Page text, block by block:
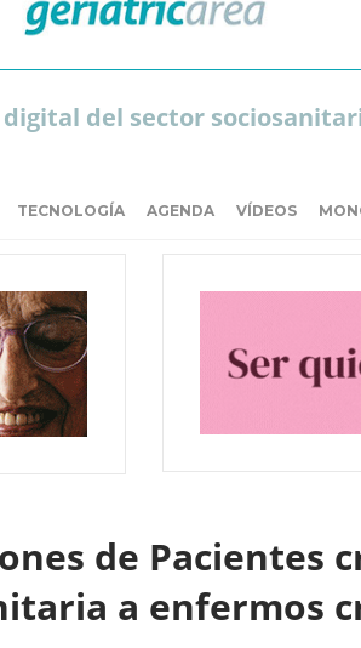
digital del sector
TECNOLOGÍA AGENDA VÍDEOS
de Pacientes
a enfermos